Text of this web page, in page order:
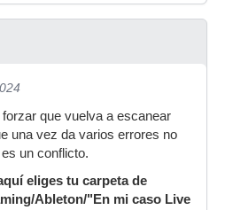
que vuelva a escanear
una vez da varios errores no
un conflicto.
eliges tu carpeta de
Ableton/"En mi caso Live